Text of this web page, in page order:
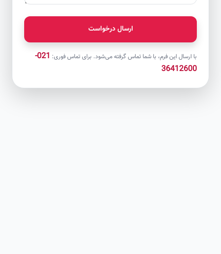
ارسال درخواست
با ارسال این فرم، با شما تماس گرفته می‌شود. برای تماس فوری:
021-
36412600